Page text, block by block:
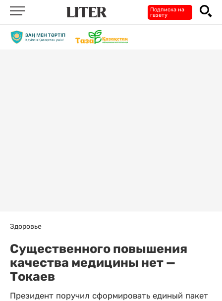
Подписка на
газету
Здоровье
Существенного повышения
качества медицины нет —
Токаев
Президент поручил сформировать единый пакет